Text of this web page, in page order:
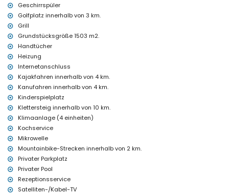
Einrichtungen und Dienstleistungen im Mietpreis der Villa
enthalten
Internet (WiFi)
Bügeleisen und Bügelbrett
Bettwäsche und Handtücher
Rezeptionsservice und 24-Stunden-Notdienst
Tischtennis
Luftheizung und Klimaanlage
Einrichtungen und Dienstleistungen gegen Aufpreis
Flughafendienst
Kochservice, Wäscheservice und Babysitterservice
Poolheizung
Zustellbett und Kinderbetten/Kinderbetten (auf Anfrage)
Unterhaltungs- und Freizeitaktivitäten für Ihren Urlaub in
Moraira, Costa Blanca
Bar (innerhalb von 500 Metern vom Haus)
Diskothek und Promenade (El Portet) (innerhalb von 5 Kilometern
vom Haus)
Geschirrspüler
Golfplatz innerhalb von 3 km.
Grill
Grundstücksgröße 1503 m2.
Handtücher
Heizung
Internetanschluss
Kajakfahren innerhalb von 4 km.
Kanufahren innerhalb von 4 km.
Kinderspielplatz
Klettersteig innerhalb von 10 km.
Klimaanlage (4 einheiten)
Kochservice
Mikrowelle
Mountainbike-Strecken innerhalb von 2 km.
Privater Parkplatz
Privater Pool
Rezeptionsservice
Satelliten-/Kabel-TV